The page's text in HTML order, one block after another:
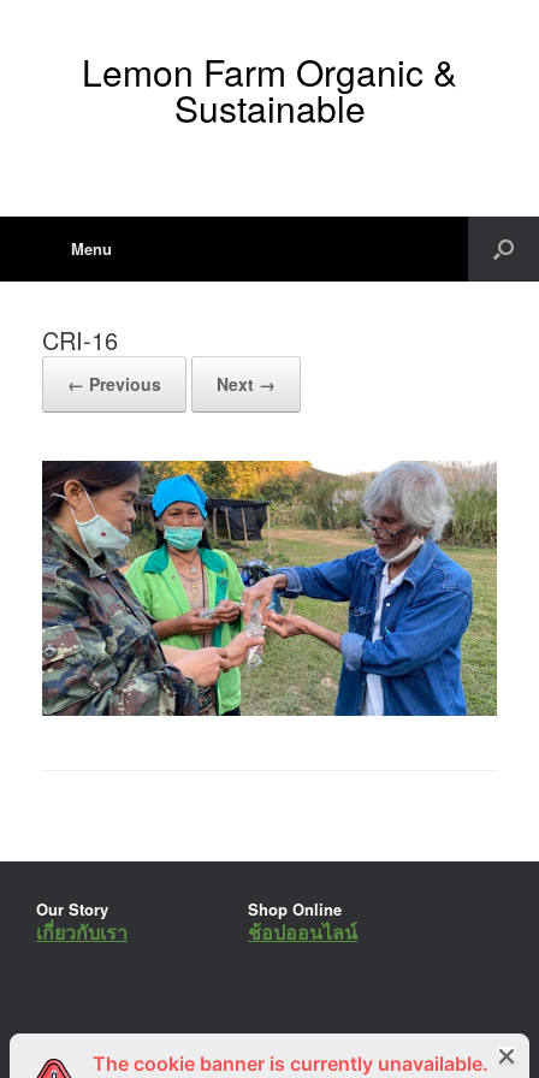
Lemon Farm Organic &
Sustainable
Menu
CRI-16
← Previous Next →
Our Story
เกี่ยวกับเรา
Shop Online
ช้อปออนไลน์
ร่วมงานกับเรา Lemon Farm Cafe
The cookie banner is currently unavailable.